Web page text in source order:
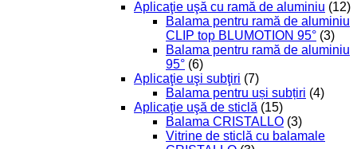
Aplicaţie uşă cu ramă de aluminiu (12)
Balama pentru ramă de aluminiu
CLIP top BLUMOTION 95° (3)
Balama pentru ramă de aluminiu
95° (6)
Aplicaţie uşi subţiri (7)
Balama pentru uși subțiri (4)
Aplicaţie uşă de sticlă (15)
Balama CRISTALLO (3)
Vitrine de sticlă cu balamale